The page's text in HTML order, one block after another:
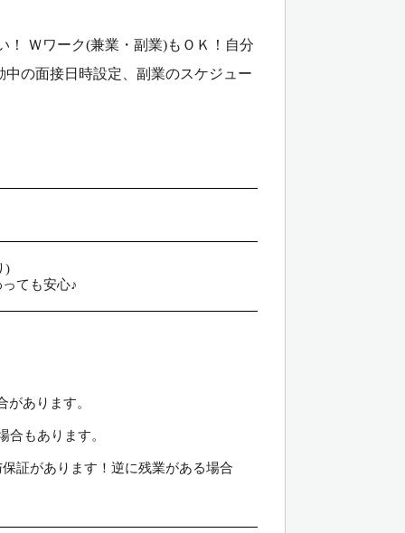
！ Ｗワーク(兼業・副業)もＯＫ！自分
の面接日時設定、副業のスケジュー
)
ても安心♪
あります。
もあります。
証があります！逆に残業がある場合